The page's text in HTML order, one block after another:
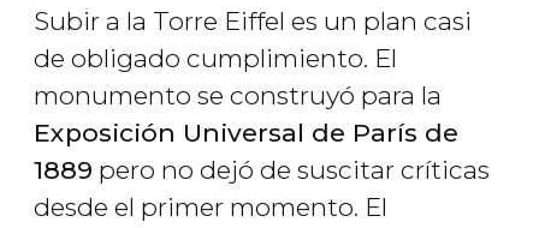
Subir a la Torre Eiffel es un plan casi
de obligado cumplimiento. El
monumento se construyó para la
Exposición Universal de París de
1889 pero no dejó de suscitar críticas
desde el primer momento. El